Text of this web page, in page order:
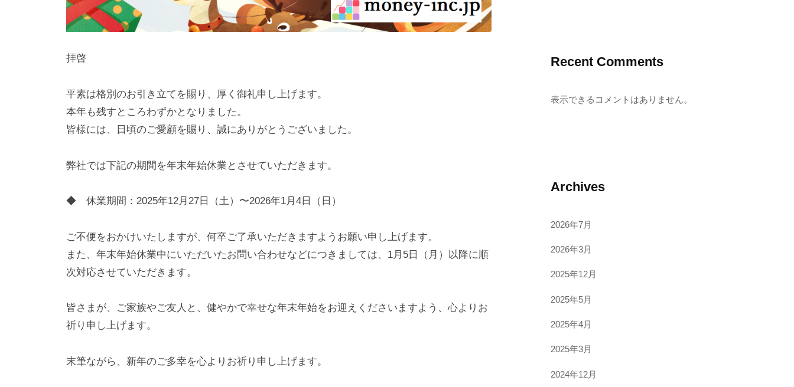
拝啓
平素は格別のお引き立てを賜り、厚く御礼申し上げます。
本年も残すところわずかとなりました。
皆様には、日頃のご愛顧を賜り、誠にありがとうございました。
弊社では下記の期間を年末年始休業とさせていただきます。
◆ 休業期間：2025年12月27日（土）〜2026年1月4日（日）
ご不便をおかけいたしますが、何卒ご了承いただきますようお願い申し上げます。
また、年末年始休業中にいただいたお問い合わせなどにつきましては、1月5日（月）以降に順
次対応させていただきます。
皆さまが、ご家族やご友人と、健やかで幸せな年末年始をお迎えくださいますよう、心よりお
祈り申し上げます。
末筆ながら、新年のご多幸を心よりお祈り申し上げます。
Recent Comments
表示できるコメントはありません。
Archives
2026年7月
2026年3月
2025年12月
2025年5月
2025年4月
2025年3月
2024年12月